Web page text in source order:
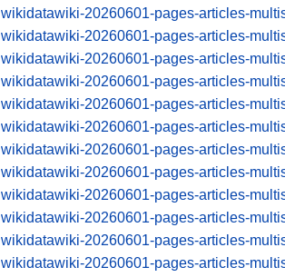
wikidatawiki-20260601-pages-articles-
wikidatawiki-20260601-pages-articles-
wikidatawiki-20260601-pages-articles-
wikidatawiki-20260601-pages-articles-
wikidatawiki-20260601-pages-articles-
wikidatawiki-20260601-pages-articles-
wikidatawiki-20260601-pages-articles-
wikidatawiki-20260601-pages-articles-
wikidatawiki-20260601-pages-articles-
wikidatawiki-20260601-pages-articles-
wikidatawiki-20260601-pages-articles-
wikidatawiki-20260601-pages-articles-